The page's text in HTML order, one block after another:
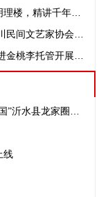
● 墨韵润童心！张会涛主席走进金桃李明理楼，精讲千年中国书法史
● 明理楼里讲篆隶，桃李园中翰墨香 伊川民间文艺家协会主席讲解中国书法发展史
● 名师传墨韵 妙笔育童心——张复刚走进金桃李托管开展硬笔书法公益课
● 共青团【伙伴计划】——“我和我的祖国”沂水县龙家圈街道兴龙社区开展国庆节创意作品展活动
线